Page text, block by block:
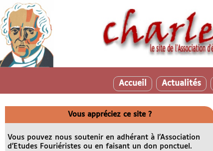
Accueil Actualités
Vous appréciez ce site ?
Vous pouvez nous soutenir en adhérant à l’Association
d’Etudes Fouriéristes ou en faisant un don ponctuel.